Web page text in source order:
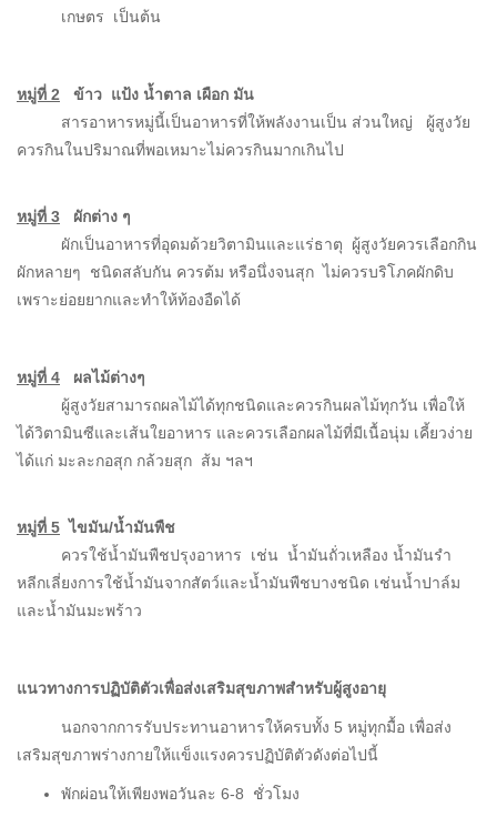
เกษตร เป็นต้น
หมู่ที่ 2 ข้าว แป้ง น้ำตาล เผือก มัน
สารอาหารหมู่นี้เป็นอาหารที่ให้พลังงานเป็น ส่วนใหญ่ ผู้สูงวัย
ควรกินในปริมาณที่พอเหมาะไม่ควรกินมากเกินไป
หมู่ที่ 3 ผักต่าง ๆ
ผักเป็นอาหารที่อุดมด้วยวิตามินและแร่ธาตุ ผู้สูงวัยควรเลือกกิน
ผักหลายๆ ชนิดสลับกัน ควรต้ม หรือนึ่งจนสุก ไม่ควรบริโภคผักดิบ
เพราะย่อยยากและทำให้ท้องอืดได้
หมู่ที่ 4 ผลไม้ต่างๆ
ผู้สูงวัยสามารถผลไม้ได้ทุกชนิดและควรกินผลไม้ทุกวัน เพื่อให้
ได้วิตามินซีและเส้นใยอาหาร และควรเลือกผลไม้ที่มีเนื้อนุ่ม เคี้ยวง่าย
ได้แก่ มะละกอสุก กล้วยสุก ส้ม ฯลฯ
หมู่ที่ 5 ไขมัน/น้ำมันพืช
ควรใช้น้ำมันพืชปรุงอาหาร เช่น น้ำมันถั่วเหลือง น้ำมันรำ
หลีกเลี่ยงการใช้น้ำมันจากสัตว์และน้ำมันพืชบางชนิด เช่นน้ำปาล์ม
และน้ำมันมะพร้าว
แนวทางการปฏิบัติตัวเพื่อส่งเสริมสุขภาพสำหรับผู้สูงอายุ
นอกจากการรับประทานอาหารให้ครบทั้ง 5 หมู่ทุกมื้อ เพื่อส่ง
เสริมสุขภาพร่างกายให้แข็งแรงควรปฏิบัติตัวดังต่อไปนี้
พักผ่อนให้เพียงพอวันละ 6-8 ชั่วโมง